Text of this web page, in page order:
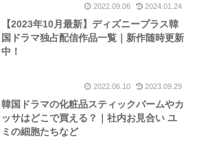
2022.09.06 2024.01.24
【2023年10月最新】ディズニープラス韓
国ドラマ独占配信作品一覧｜新作随時更新
中！
2022.06.10 2023.09.29
韓国ドラマの化粧品スティックバームやカ
ッサはどこで買える？｜社内お見合い ユ
ミの細胞たちなど